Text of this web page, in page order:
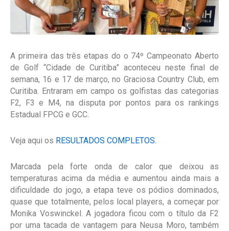
A primeira das três etapas do o 74º Campeonato Aberto
de Golf “Cidade de Curitiba” aconteceu neste final de
semana, 16 e 17 de março, no Graciosa Country Club, em
Curitiba. Entraram em campo os golfistas das categorias
F2, F3 e M4, na disputa por pontos para os rankings
Estadual FPCG e GCC.
Veja aqui os RESULTADOS COMPLETOS.
Marcada pela forte onda de calor que deixou as
temperaturas acima da média e aumentou ainda mais a
dificuldade do jogo, a etapa teve os pódios dominados,
quase que totalmente, pelos local players, a começar por
Monika Voswinckel. A jogadora ficou com o título da F2
por uma tacada de vantagem para Neusa Moro, também